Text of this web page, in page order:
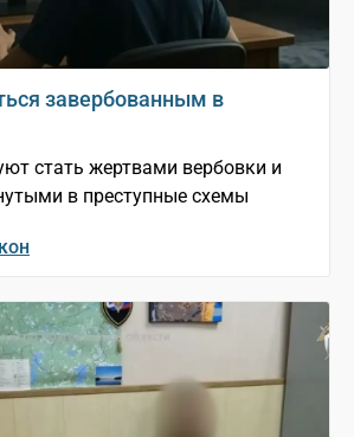
завербованным в
стать жертвами вербовки и
в преступные схемы